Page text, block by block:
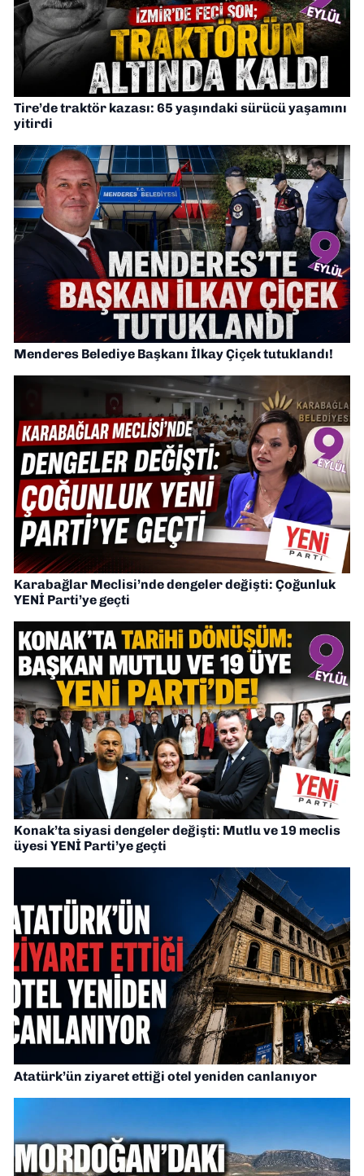
Tire’de traktör kazası: 65 yaşındaki sürücü yaşamını
yitirdi
Menderes Belediye Başkanı İlkay Çiçek tutuklandı!
Karabağlar Meclisi’nde dengeler değişti: Çoğunluk
YENİ Parti’ye geçti
Konak’ta siyasi dengeler değişti: Mutlu ve 19 meclis
üyesi YENİ Parti’ye geçti
Atatürk’ün ziyaret ettiği otel yeniden canlanıyor